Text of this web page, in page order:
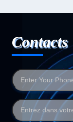
Contacts